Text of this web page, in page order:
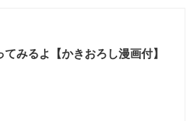
みるよ【かきおろし漫画付】